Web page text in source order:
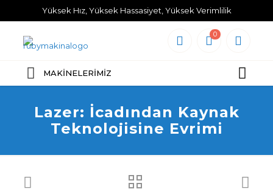
Yüksek Hız, Yüksek Hassasiyet, Yüksek Verimlilik
0
MAKİNELERİMİZ
Lazer: İcadından Kaynak
Teknolojisine Evrimi